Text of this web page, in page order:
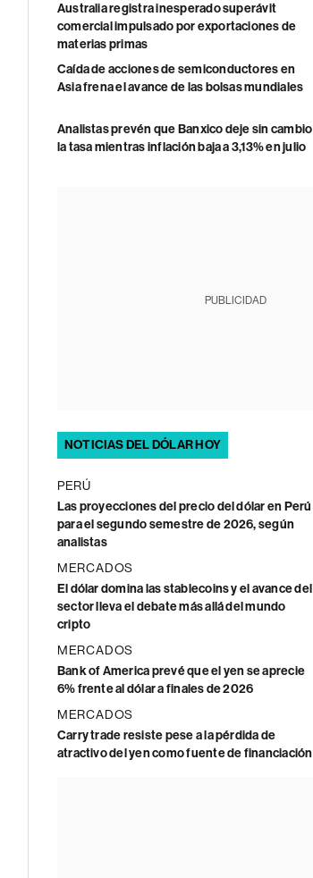
Australia registra inesperado superávit
comercial impulsado por exportaciones de
materias primas
Caída de acciones de semiconductores en
Asia frena el avance de las bolsas mundiales
Analistas prevén que Banxico deje sin cambio
la tasa mientras inflación baja a 3,13% en julio
PUBLICIDAD
NOTICIAS DEL DÓLAR HOY
PERÚ
Las proyecciones del precio del dólar en Perú
para el segundo semestre de 2026, según
analistas
MERCADOS
El dólar domina las stablecoins y el avance del
sector lleva el debate más allá del mundo
cripto
MERCADOS
Bank of America prevé que el yen se aprecie
6% frente al dólar a finales de 2026
MERCADOS
Carry trade resiste pese a la pérdida de
atractivo del yen como fuente de financiación